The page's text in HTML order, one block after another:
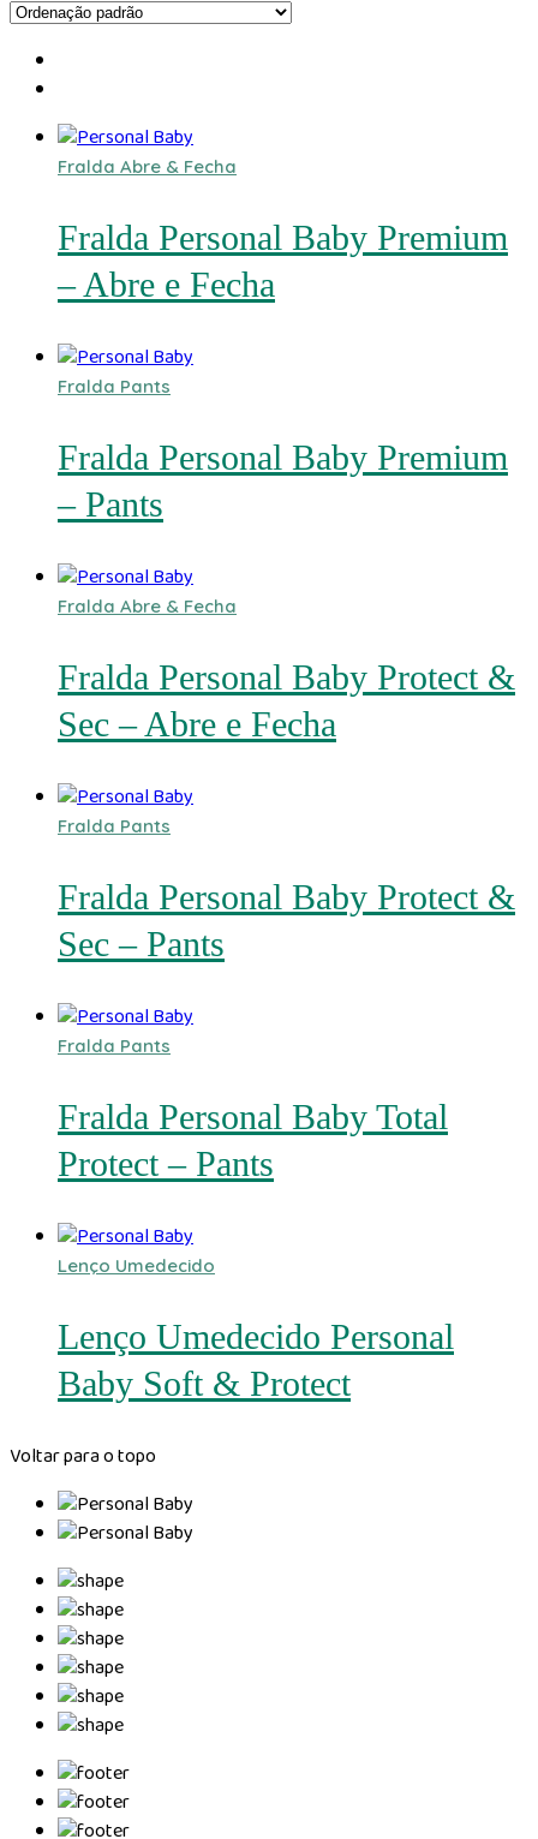
Fralda Abre & Fecha
Fralda Personal Baby Premium
– Abre e Fecha
Fralda Pants
Fralda Personal Baby Premium
– Pants​
Fralda Abre & Fecha
Fralda Personal Baby Protect &
Sec – Abre e Fecha
Fralda Pants
Fralda Personal Baby Protect &
Sec – Pants​
Fralda Pants
Fralda Personal Baby Total
Protect – Pants
Lenço Umedecido
Lenço Umedecido Personal
Baby Soft & Protect
Voltar para o topo